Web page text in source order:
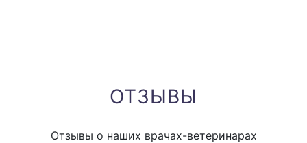
ОТЗЫВЫ
Отзывы о наших врачах-ветеринарах